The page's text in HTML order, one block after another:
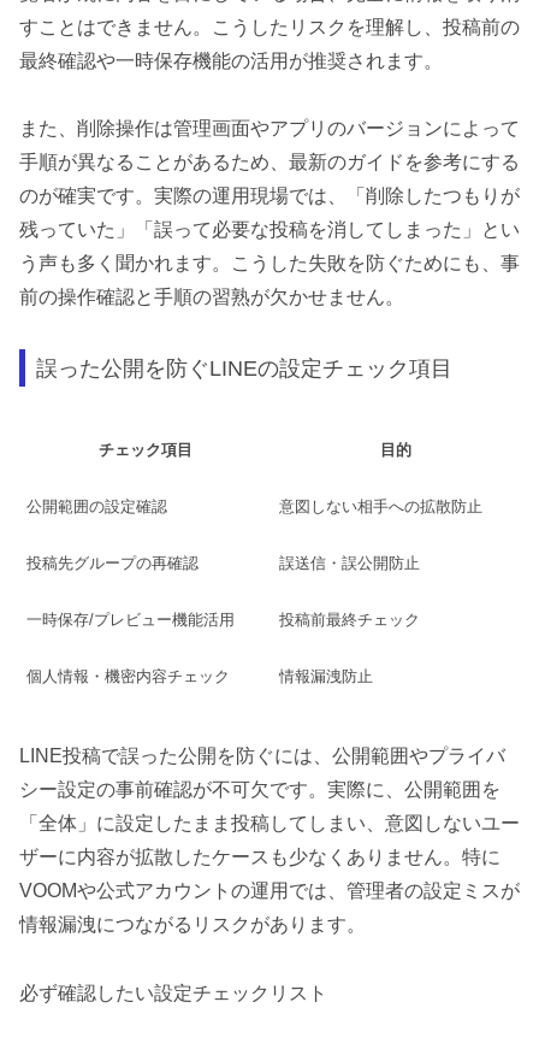
すことはできません。こうしたリスクを理解し、投稿前の
最終確認や一時保存機能の活用が推奨されます。
また、削除操作は管理画面やアプリのバージョンによって
手順が異なることがあるため、最新のガイドを参考にする
のが確実です。実際の運用現場では、「削除したつもりが
残っていた」「誤って必要な投稿を消してしまった」とい
う声も多く聞かれます。こうした失敗を防ぐためにも、事
前の操作確認と手順の習熟が欠かせません。
誤った公開を防ぐLINEの設定チェック項目
チェック項目 目的
公開範囲の設定確認 意図しない相手への拡散防止
投稿先グループの再確認 誤送信・誤公開防止
一時保存/プレビュー機能活用 投稿前最終チェック
個人情報・機密内容チェック 情報漏洩防止
LINE投稿で誤った公開を防ぐには、公開範囲やプライバ
シー設定の事前確認が不可欠です。実際に、公開範囲を
「全体」に設定したまま投稿してしまい、意図しないユー
ザーに内容が拡散したケースも少なくありません。特に
VOOMや公式アカウントの運用では、管理者の設定ミスが
情報漏洩につながるリスクがあります。
必ず確認したい設定チェックリスト